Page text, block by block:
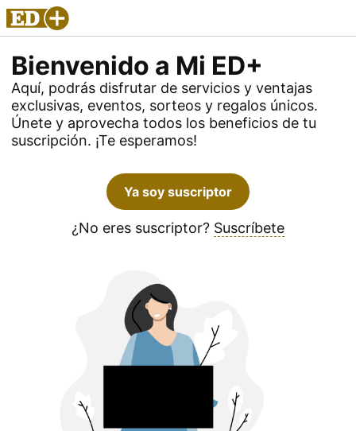
Bienvenido a Mi ED+
Aquí, podrás disfrutar de servicios y ventajas
exclusivas, eventos, sorteos y regalos únicos.
Únete y aprovecha todos los beneficios de tu
suscripción. ¡Te esperamos!
Ya soy suscriptor
¿No eres suscriptor? Suscríbete